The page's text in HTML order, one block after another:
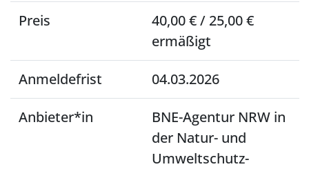
Preis
40,00 € / 25,00 €
ermäßigt
Anmeldefrist 04.03.2026
Anbieter*in
BNE-Agentur NRW in
der Natur- und
Umweltschutz-